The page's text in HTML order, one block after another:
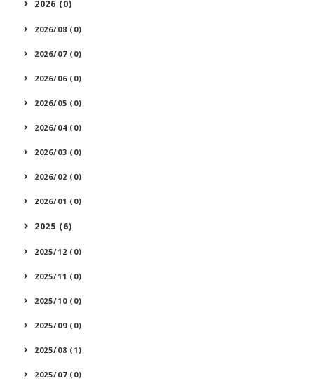
2026 (0)
2026/08 (0)
2026/07 (0)
2026/06 (0)
2026/05 (0)
2026/04 (0)
2026/03 (0)
2026/02 (0)
2026/01 (0)
2025 (6)
2025/12 (0)
2025/11 (0)
2025/10 (0)
2025/09 (0)
2025/08 (1)
2025/07 (0)